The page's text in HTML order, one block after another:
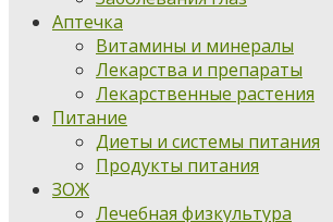
Аптечка
Витамины и минералы
Лекарства и препараты
Лекарственные растения
Питание
Диеты и системы питания
Продукты питания
ЗОЖ
Лечебная физкультура